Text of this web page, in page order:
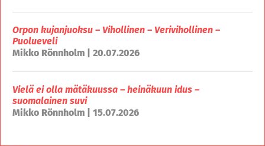
Orpon kujanjuoksu – Vihollinen – Verivihollinen –
Puolueveli
Mikko Rönnholm | 20.07.2026
Vielä ei olla mätäkuussa – heinäkuun idus –
suomalainen suvi
Mikko Rönnholm | 15.07.2026